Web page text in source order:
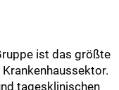
ist das größte
tagesklinischen